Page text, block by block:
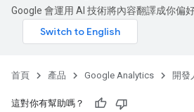
Google 會運用 AI 技術將內容翻譯成你偏
首頁 產品 Google Analytics 開發
這對你有幫助嗎？